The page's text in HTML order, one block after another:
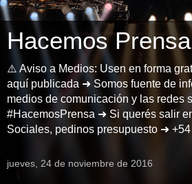
Hacemos Prensa
⚠️ Aviso a Medios: Usen en forma
aquí publicada ➜ Somos fuente de
medios de comunicación y las redes
#HacemosPrensa ➜ Si querés salir
Sociales, pedinos presupuesto ➜
jueves, 24 de noviembre de 2016